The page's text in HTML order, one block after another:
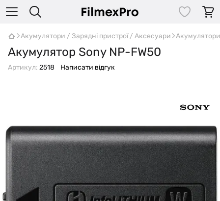
Акумулятори / Зарядні пристрої / Аксесуари Акумулятори
Акумулятор Sony NP-FW50
Артикул: 2518 Написати відгук